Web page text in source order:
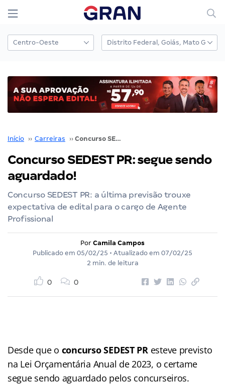
Início ›› Carreiras ›› Concurso SEDEST PR: segue sendo aguardado!
Concurso SEDEST PR: segue sendo
aguardado!
Concurso SEDEST PR: a última previsão trouxe
expectativa de edital para o cargo de Agente
Profissional
Por Camila Campos
Publicado em 05/02/25 • Atualizado em 07/02/25
2 min. de leitura
0 0
Desde que o concurso SEDEST PResteve previsto
na Lei Orçamentária Anual de 2023, o certame
segue sendo aguardado pelos concurseiros.